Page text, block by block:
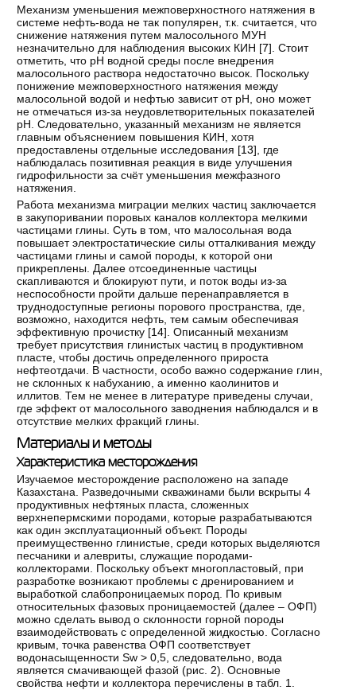
Механизм уменьшения межповерхностного натяжения в
системе нефть-вода не так популярен, т.к. считается, что
снижение натяжения путем малосольного МУН
незначительно для наблюдения высоких КИН [7]. Стоит
отметить, что pH водной среды после внедрения
малосольного раствора недостаточно высок. Поскольку
понижение межповерхностного натяжения между
малосольной водой и нефтью зависит от pH, оно может
не отмечаться из-за неудовлетворительных показателей
pH. Следовательно, указанный механизм не является
главным объяснением повышения КИН, хотя
предоставлены отдельные исследования [13], где
наблюдалась позитивная реакция в виде улучшения
гидрофильности за счёт уменьшения межфазного
натяжения.
Работа механизма миграции мелких частиц заключается
в закупоривании поровых каналов коллектора мелкими
частицами глины. Суть в том, что малосольная вода
повышает электростатические силы отталкивания между
частицами глины и самой породы, к которой они
прикреплены. Далее отсоединенные частицы
скапливаются и блокируют пути, и поток воды из-за
неспособности пройти дальше перенаправляется в
труднодоступные регионы порового пространства, где,
возможно, находится нефть, тем самым обеспечивая
эффективную прочистку [14]. Описанный механизм
требует присутствия глинистых частиц в продуктивном
пласте, чтобы достичь определенного прироста
нефтеотдачи. В частности, особо важно содержание глин,
не склонных к набуханию, а именно каолинитов и
иллитов. Тем не менее в литературе приведены случаи,
где эффект от малосольного заводнения наблюдался и в
отсутствие мелких фракций глины.
Материалы и методы
Характеристика месторождения
Изучаемое месторождение расположено на западе
Казахстана. Разведочными скважинами были вскрыты 4
продуктивных нефтяных пласта, сложенных
верхнепермскими породами, которые разрабатываются
как один эксплуатационный объект. Породы
преимущественно глинистые, среди которых выделяются
песчаники и алевриты, служащие породами-
коллекторами. Поскольку объект многопластовый, при
разработке возникают проблемы с дренированием и
выработкой слабопроницаемых пород. По кривым
относительных фазовых проницаемостей (далее – ОФП)
можно сделать вывод о склонности горной породы
взаимодействовать с определенной жидкостью. Согласно
кривым, точка равенства ОФП соответствует
водонасыщенности Sw > 0,5, следовательно, вода
является смачивающей фазой (рис. 2). Основные
свойства нефти и коллектора перечислены в табл. 1.